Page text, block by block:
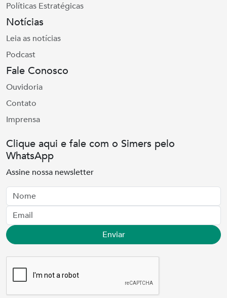
Políticas Estratégicas
Notícias
Leia as notícias
Podcast
Fale Conosco
Ouvidoria
Contato
Imprensa
Clique aqui e fale com o Simers pelo
WhatsApp
Assine nossa newsletter
Nome
Email
Enviar